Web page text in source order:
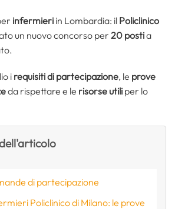
infermieri in Lombardia: il Policlinico
un nuovo concorso per 20 postia
i requisiti di partecipazione, le prove
da rispettare e le risorse utili per lo
di partecipazione
Policlinico di Milano: le prove